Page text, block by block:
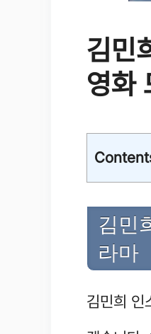
김민
영화
김민
라마
김민희 인